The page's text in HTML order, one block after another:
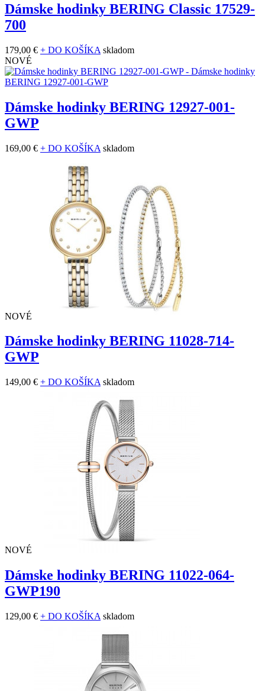
Dámske hodinky BERING Classic 17529-
700
179,00 € + DO KOŠÍKA skladom
NOVÉ
Dámske hodinky BERING 12927-001-
GWP
169,00 € + DO KOŠÍKA skladom
NOVÉ
Dámske hodinky BERING 11028-714-
GWP
149,00 € + DO KOŠÍKA skladom
NOVÉ
Dámske hodinky BERING 11022-064-
GWP190
129,00 € + DO KOŠÍKA skladom